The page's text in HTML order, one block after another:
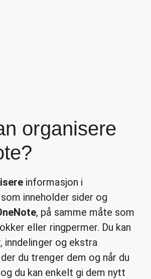
organisere
informasjon i
inneholder sider og
, på samme måte som
eller ringpermer. Du kan
inndelinger og ekstra
du trenger dem og når du
du kan enkelt gi dem nytt